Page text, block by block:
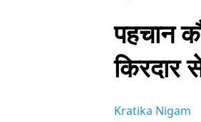
पहचान
किरदार
Kratika Nigam